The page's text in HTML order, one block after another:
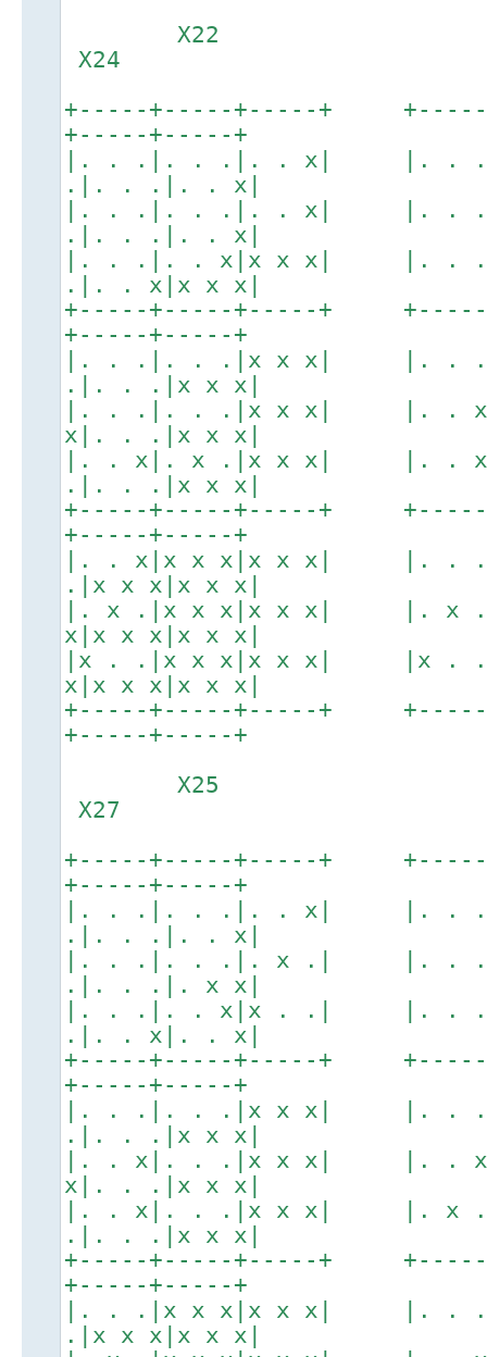
X22
X24
+-----+-----+-----+
+-----+-----+
|. . .|. . .|. . x| |. .
.|. . .|. . x|
|. . .|. . .|. . x| |. .
.|. . .|. . x|
|. . .|. . x|x x x| |. .
.|. . x|x x x|
+-----+-----+-----+
+-----+-----+
|. . .|. . .|x x x| |. .
.|. . .|x x x|
|. . .|. . .|x x x| |. .
x|. . .|x x x|
|. . x|. x .|x x x| |. .
.|. . .|x x x|
+-----+-----+-----+
+-----+-----+
|. . x|x x x|x x x| |. .
.|x x x|x x x|
|. x .|x x x|x x x| |. x
x|x x x|x x x|
|x . .|x x x|x x x| |x .
x|x x x|x x x|
+-----+-----+-----+
+-----+-----+
X25
X27
+-----+-----+-----+
+-----+-----+
|. . .|. . .|. . x| |. .
.|. . .|. . x|
|. . .|. . .|. x .| |. .
.|. . .|. x x|
|. . .|. . x|x . .| |. .
.|. . x|. . x|
+-----+-----+-----+
+-----+-----+
|. . .|. . .|x x x| |. .
.|. . .|x x x|
|. . x|. . .|x x x| |. .
x|. . .|x x x|
|. . x|. . .|x x x| |. x
.|. . .|x x x|
+-----+-----+-----+
+-----+-----+
|. . .|x x x|x x x| |. .
.|x x x|x x x|